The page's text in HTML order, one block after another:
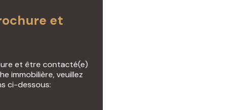
et
et être contacté(e)
immobilière, veuillez
ci-dessous: